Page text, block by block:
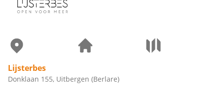
Lijsterbes
Donklaan 155, Uitbergen (Berlare)